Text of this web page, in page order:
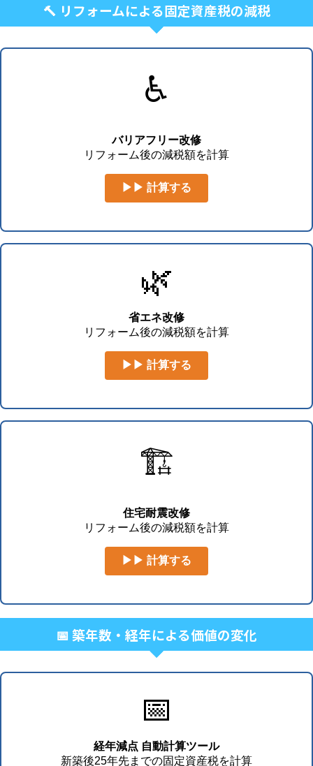
🔨 リフォームによる固定資産税の減税
♿
バリアフリー改修
リフォーム後の減税額を計算
▶▶ 計算する
🌿
省エネ改修
リフォーム後の減税額を計算
▶▶ 計算する
🏗️
住宅耐震改修
リフォーム後の減税額を計算
▶▶ 計算する
📅 築年数・経年による価値の変化
📅
経年減点 自動計算ツール
新築後25年先までの固定資産税を計算